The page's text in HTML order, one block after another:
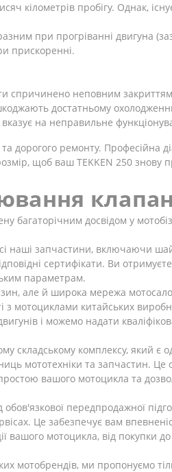
кілометрів пробігу. Однак,
при прогріванні двигуна
прискоренні.
спричинено неповним
достатньому
на неправильне
ремонту. Професійна
щоб ваш TEKKEN 250
багаторічним досвідом у
наші запчастини, включаючи
сертифікати. Ви
параметрам.
але й широка мережа
з мотоциклами китайських
і можемо надати
складському комплексу, який є
мототехніки та запчастин.
вашого мотоцикла та
передпродажної
Це забезпечує вам
вашого мотоцикла, від покупки
мотобрендів, ми пропонуємо